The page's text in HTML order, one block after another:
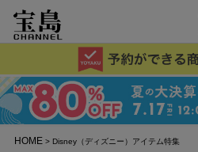
HOME > Disney（ディズニー）アイテム特集